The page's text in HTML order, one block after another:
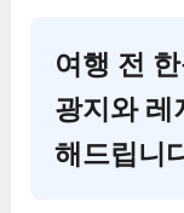
여행 전
광지와 레
해드립니